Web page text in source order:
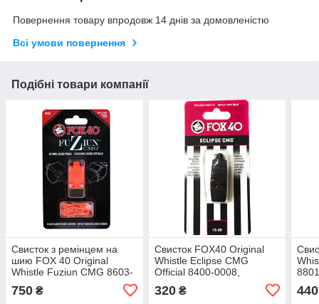
Повернення товару впродовж 14 днів за домовленістю
Всі умови повернення
Подібні товари компанії
Свисток з ремінцем на
шию FOX 40 Original
Whistle Fuziun CMG 8603-
Розмір (EU) — 1SIZE
750 ₴
Свисток FOX40 Original
Whistle Eclipse CMG
Official 8400-0008,
1SIZE
320₴ 440